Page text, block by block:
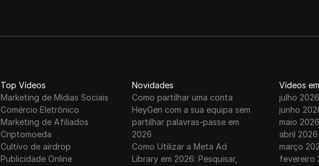
Top Vídeos
Marketing de Mídias Sociais
Comércio Eletrônico
Marketing de Afiliados
Criptomoeda
Cultivo de airdrop
Publicidade Online
Novidades
Como partilhar uma conta
HeyGen com a sua equipa sem
partilhar palavras-passe em
2026
Como Utilizar a Meta Ad
Library em 2026: Pesquisar,
Vídeos
julho 2026
junho
maio 2026
abril 2026
março
fevereiro